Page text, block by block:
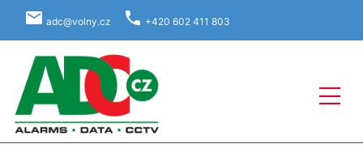
local_post_office adc@volny.cz phone +420 602 411 803